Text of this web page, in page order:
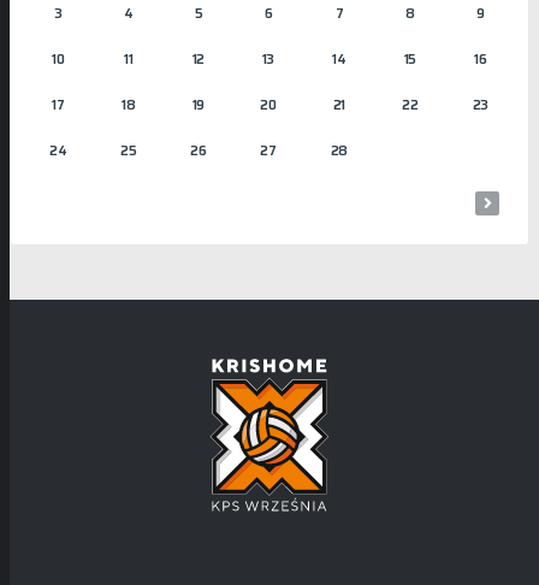
3 4 5 6 7 8 9
10 11 12 13 14 15 16
17 18 19 20 21 22 23
24 25 26 27 28